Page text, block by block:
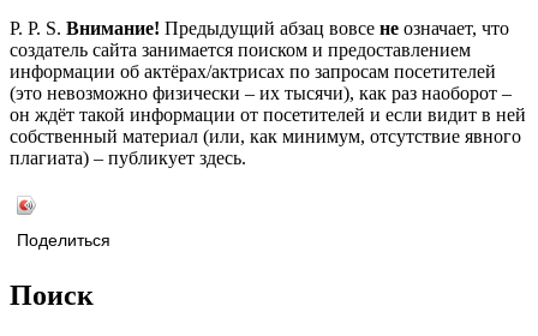
P. P. S. Внимание! Предыдущий абзац вовсе не означает, что
создатель сайта занимается поиском и предоставлением
информации об актёрах/актрисах по запросам посетителей
(это невозможно физически – их тысячи), как раз наоборот –
он ждёт такой информации от посетителей и если видит в ней
собственный материал (или, как минимум, отсутствие явного
плагиата) – публикует здесь.
Поделиться
Поиск